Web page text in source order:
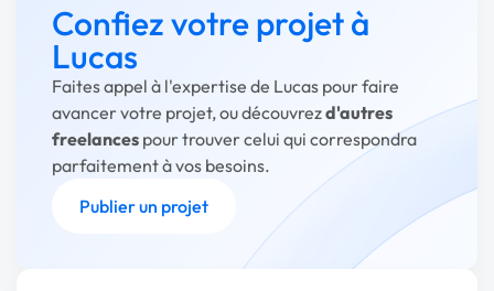
Confiez votre projet à
Lucas
Faites appel à l'expertise de Lucas pour faire
avancer votre projet, ou découvrezd'autres
freelances pour trouver celui qui correspondra
parfaitement à vos besoins.
Publier un projet